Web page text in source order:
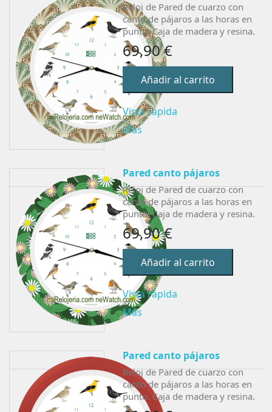
Reloj de Pared de cuarzo con
canto de pájaros a las horas en
punto. Caja de madera y resina.
69,90 €
Añadir al carrito
Vista rápida
Más
Pared canto pájaros
Reloj de Pared de cuarzo con
canto de pájaros a las horas en
punto. Caja de madera y resina.
69,90 €
Añadir al carrito
Vista rápida
Más
Pared canto pájaros
Reloj de Pared de cuarzo con
canto de pájaros a las horas en
punto. Caja de madera y resina.